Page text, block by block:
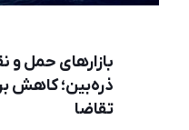
بازارهای حمل و
ذره‌بین؛ کاهش
تقاضا